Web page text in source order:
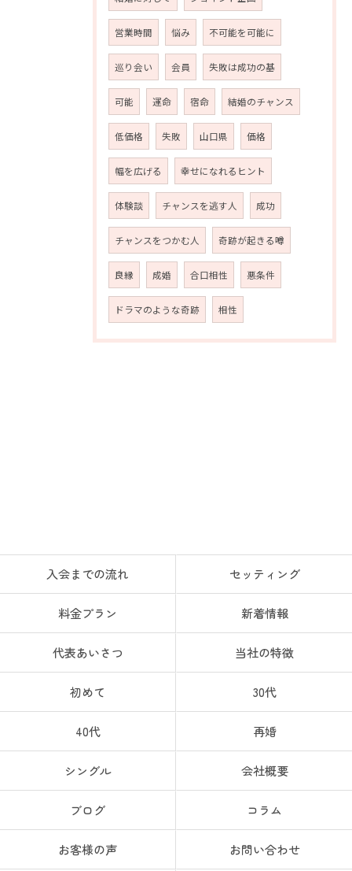
営業時間 悩み 不可能を可能に
巡り会い 会員 失敗は成功の基
可能 運命 宿命 結婚のチャンス
低価格 失敗 山口県 価格
幅を広げる 幸せになれるヒント
体験談 チャンスを逃す人 成功
チャンスをつかむ人 奇跡が起きる噂
良縁 成婚 合口相性 悪条件
ドラマのような奇跡 相性
入会までの流れ セッティング
料金プラン 新着情報
代表あいさつ 当社の特徴
初めて 30代
40代 再婚
シングル 会社概要
ブログ コラム
お客様の声 お問い合わせ